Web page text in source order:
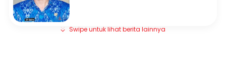
Swipe untuk lihat berita lainnya